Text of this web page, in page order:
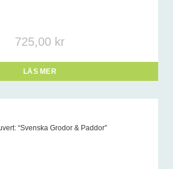
725,00 kr
LÄS MER
“Svenska Grodor & Paddor”